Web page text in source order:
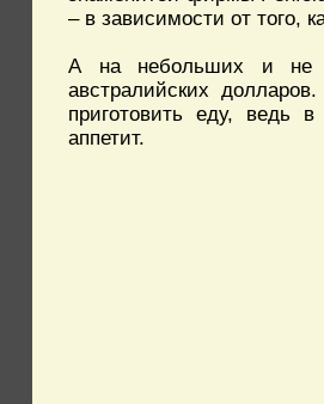
– в зависимости от того,
А на небольших и не
австралийских
приготовить еду, ведь
аппетит.